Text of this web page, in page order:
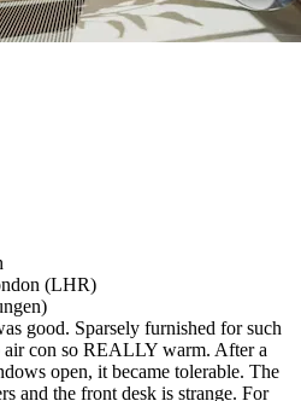
(LHR)
good. Sparsely furnished for such
air con so REALLY warm. After a
open, it became tolerable. The
and the front desk is strange. For